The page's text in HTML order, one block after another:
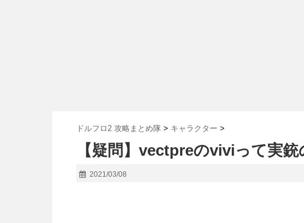
ドルフロ2 攻略まとめ隊 > キャラクター >
【疑問】vectpreのviviって実
2021/03/08